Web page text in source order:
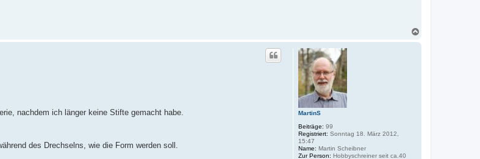
MartinS
Beiträge: 99
Registriert: Sonntag 18. März 2012,
15:47
Name: Martin Scheibner
Zur Person: Hobbyschreiner seit ca.40
nachdem ich länger keine Stifte gemacht habe.
des Drechselns, wie die Form werden soll.